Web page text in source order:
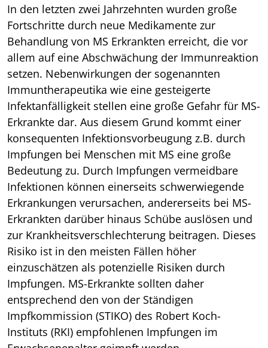
In den letzten zwei Jahrzehnten wurden große
Fortschritte durch neue Medikamente zur
Behandlung von MS Erkrankten erreicht, die vor
allem auf eine Abschwächung der Immunreaktion
setzen. Nebenwirkungen der sogenannten
Immuntherapeutika wie eine gesteigerte
Infektanfälligkeit stellen eine große Gefahr für MS-
Erkrankte dar. Aus diesem Grund kommt einer
konsequenten Infektionsvorbeugung z.B. durch
Impfungen bei Menschen mit MS eine große
Bedeutung zu. Durch Impfungen vermeidbare
Infektionen können einerseits schwerwiegende
Erkrankungen verursachen, andererseits bei MS-
Erkrankten darüber hinaus Schübe auslösen und
zur Krankheitsverschlechterung beitragen. Dieses
Risiko ist in den meisten Fällen höher
einzuschätzen als potenzielle Risiken durch
Impfungen. MS-Erkrankte sollten daher
entsprechend den von der Ständigen
Impfkommission (STIKO) des Robert Koch-
Instituts (RKI) empfohlenen Impfungen im